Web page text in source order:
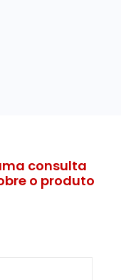
consulta
o produto